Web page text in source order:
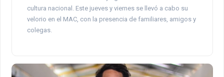
cultura nacional. Este jueves y viernes se llevó a cabo su
velorio en el MAC, con la presencia de familiares, amigos y
colegas.